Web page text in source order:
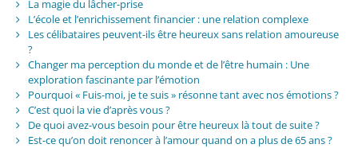
La magie du lâcher-prise
L’école et l’enrichissement financier : une relation complexe
Les célibataires peuvent-ils être heureux sans relation amoureuse
?
Changer ma perception du monde et de l’être humain : Une
exploration fascinante par l’émotion
Pourquoi « Fuis-moi, je te suis » résonne tant avec nos émotions ?
C’est quoi la vie d’après vous ?
De quoi avez-vous besoin pour être heureux là tout de suite ?
Est-ce qu’on doit renoncer à l’amour quand on a plus de 65 ans ?